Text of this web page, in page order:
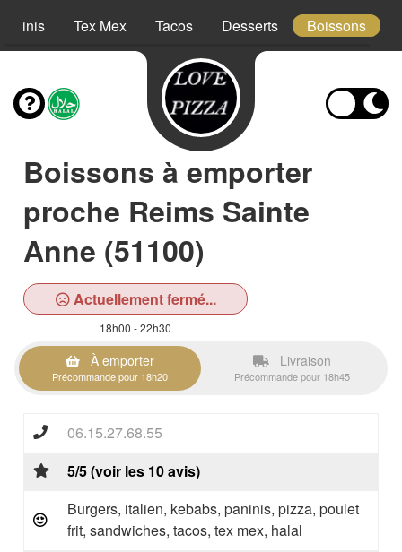
Tex Mex Tacos Desserts Boissons
Boissons à emporter
proche Reims Sainte
Anne (51100)
Actuellement fermé...
18h00 - 22h30
À emporter
Précommande pour 18h20
Livraison
Précommande pour 18h45
06.15.27.68.55
5/5 (voir les 10 avis)
Burgers, italien, kebabs, paninis, pizza, poulet
frit, sandwiches, tacos, tex mex, halal